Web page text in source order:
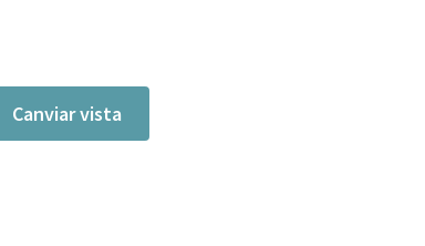
Canviar vista